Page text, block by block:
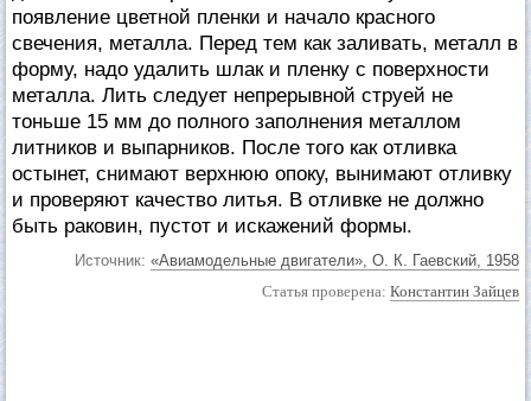
появление цветной пленки и начало красного
свечения, металла. Перед тем как заливать, металл в
форму, надо удалить шлак и пленку с поверхности
металла. Лить следует непрерывной струей не
тоньше 15 мм до полного заполнения металлом
литников и выпарников. После того как отливка
остынет, снимают верхнюю опоку, вынимают отливку
и проверяют качество литья. В отливке не должно
быть раковин, пустот и искажений формы.
Источник: «Авиамодельные двигатели», О. К. Гаевский, 1958
Статья проверена: Константин Зайцев